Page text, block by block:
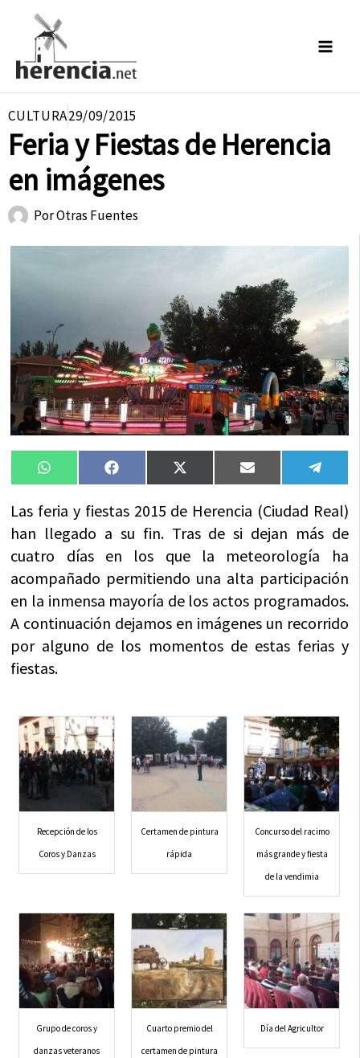
contenido
CULTURA29/09/2015
Feria y Fiestas de Herencia
en imágenes
PorOtras Fuentes
Compartir
en
WhatsAppCompartir
en
FacebookCompartir
en
X
(Twitter)
Compartir
en
Email
en
Las feria y fiestas 2015 de Herencia (Ciudad Real)
han llegado a su fin. Tras de si dejan más de
cuatro días en los que la meteorología ha
acompañado permitiendo una alta participación
en la inmensa mayoría de los actos programados.
A continuación dejamos en imágenes un recorrido
por alguno de los momentos de estas ferias y
fiestas.
Recepción de los
Coros y Danzas
Certamen de pintura
rápida
Concurso del racimo
más grande y fiesta
de la vendimia
Grupo de coros y
danzas veteranos
Cuarto premio del
certamen de pintura
Día del Agricultor